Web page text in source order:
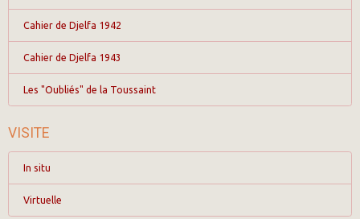
Cahier de Djelfa 1942
Cahier de Djelfa 1943
Les "Oubliés" de la Toussaint
VISITE
In situ
Virtuelle